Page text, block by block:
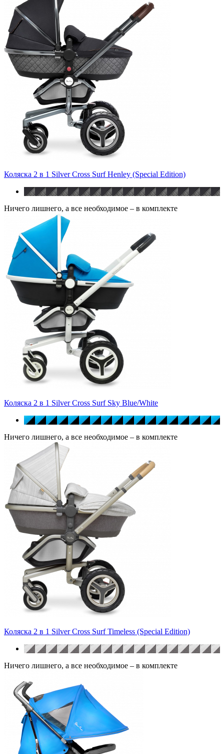
Коляска 2 в 1 Silver Cross Surf Henley (Special Edition)
Ничего лишнего, а все необходимое – в комплекте
Коляска 2 в 1 Silver Cross Surf Sky Blue/White
Ничего лишнего, а все необходимое – в комплекте
Коляска 2 в 1 Silver Cross Surf Timeless (Special Edition)
Ничего лишнего, а все необходимое – в комплекте